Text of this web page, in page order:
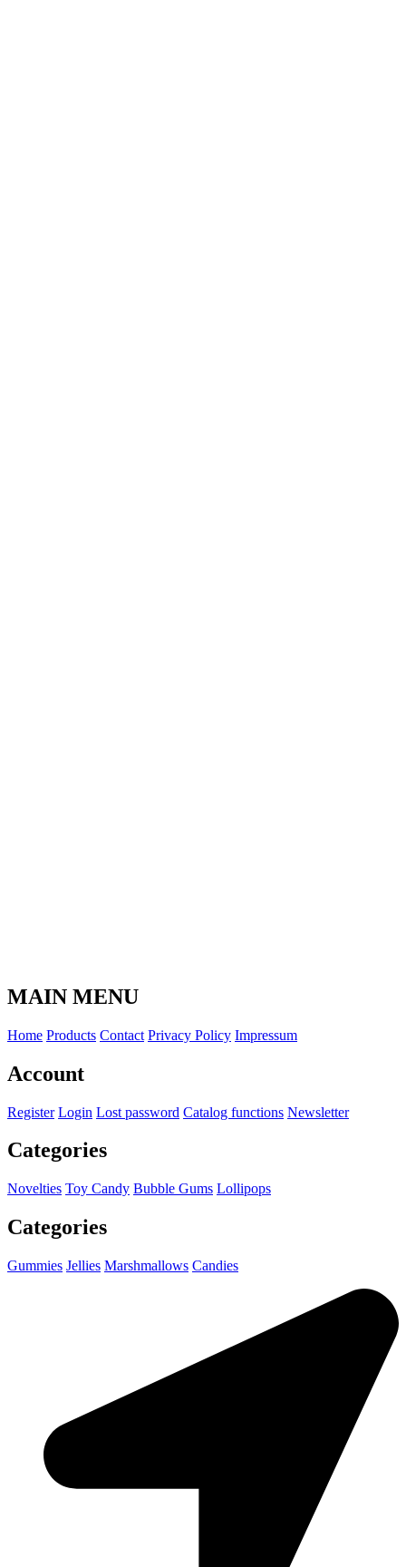
MAIN MENU
Home Products Contact Privacy Policy Impressum
Account
Register Login Lost password Catalog functions Newsletter
Categories
Novelties Toy Candy Bubble Gums Lollipops
Categories
Gummies Jellies Marshmallows Candies